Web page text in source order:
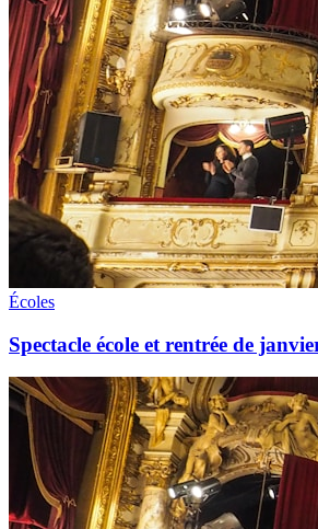
Écoles
Spectacle école et rentrée de